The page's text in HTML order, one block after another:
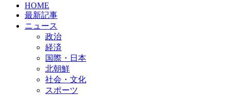
HOME
最新記事
ニュース
政治
経済
国際・日本
北朝鮮
社会・文化
スポーツ